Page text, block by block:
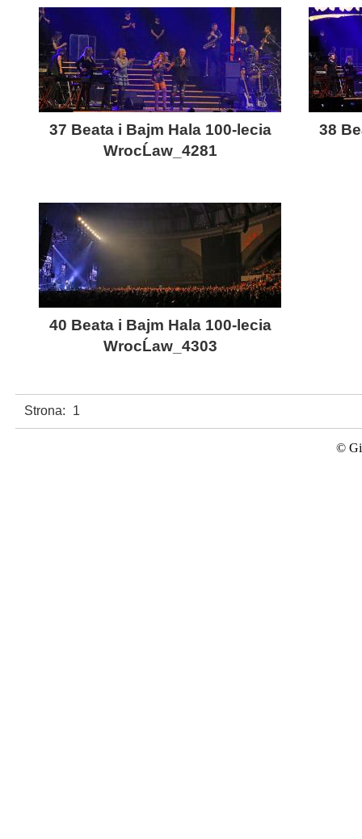
37 Beata i Bajm Hala 100-lecia
WrocĹaw_4281
38
40 Beata i Bajm Hala 100-lecia
WrocĹaw_4303
Strona: 1
©